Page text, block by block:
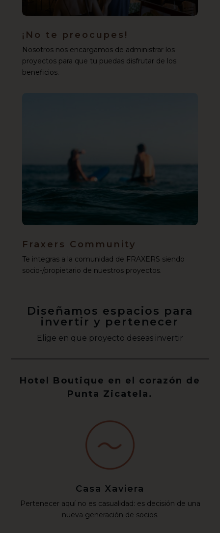
¡No te preocupes!
Nosotros nos encargamos de administrar los
proyectos para que tu puedas disfrutar de los
beneficios.
Fraxers Community
Te integras a la comunidad de FRAXERS siendo
socio-/propietario de nuestros proyectos.
Diseñamos espacios para
invertir y pertenecer
Elige en que proyecto deseas invertir
Hotel Boutique en el corazón de
Punta Zicatela.
Casa Xaviera
Pertenecer aquí no es casualidad: es decisión de una
nueva generación de socios.